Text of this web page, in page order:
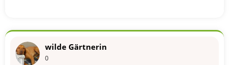
wilde Gärtnerin
0